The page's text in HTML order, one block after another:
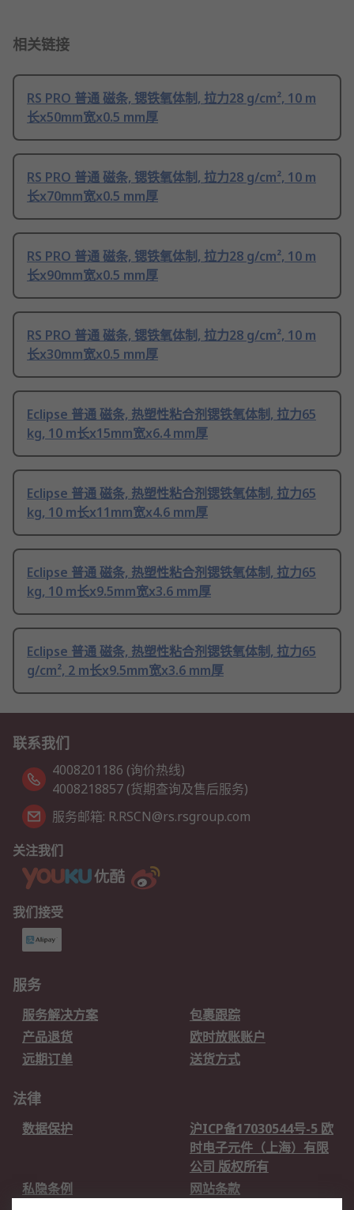
相关链接
RS PRO 普通 磁条, 锶铁氧体制, 拉力28 g/cm², 10 m
长x50mm宽x0.5 mm厚
RS PRO 普通 磁条, 锶铁氧体制, 拉力28 g/cm², 10 m
长x70mm宽x0.5 mm厚
RS PRO 普通 磁条, 锶铁氧体制, 拉力28 g/cm², 10 m
长x90mm宽x0.5 mm厚
RS PRO 普通 磁条, 锶铁氧体制, 拉力28 g/cm², 10 m
长x30mm宽x0.5 mm厚
Eclipse 普通 磁条, 热塑性粘合剂锶铁氧体制, 拉力65
kg, 10 m长x15mm宽x6.4 mm厚
Eclipse 普通 磁条, 热塑性粘合剂锶铁氧体制, 拉力65
kg, 10 m长x11mm宽x4.6 mm厚
Eclipse 普通 磁条, 热塑性粘合剂锶铁氧体制, 拉力65
kg, 10 m长x9.5mm宽x3.6 mm厚
Eclipse 普通 磁条, 热塑性粘合剂锶铁氧体制, 拉力65
g/cm², 2 m长x9.5mm宽x3.6 mm厚
联系我们
4008201186 (询价热线)
4008218857 (货期查询及售后服务)
服务邮箱: R.RSCN@rs.rsgroup.com
关注我们
我们接受
服务
服务解决方案
包裹跟踪
产品退货
欧时放账账户
远期订单
送货方式
法律
数据保护
沪ICP备17030544号-5 欧
时电子元件（上海）有限
公司 版权所有
私隐条例
网站条款